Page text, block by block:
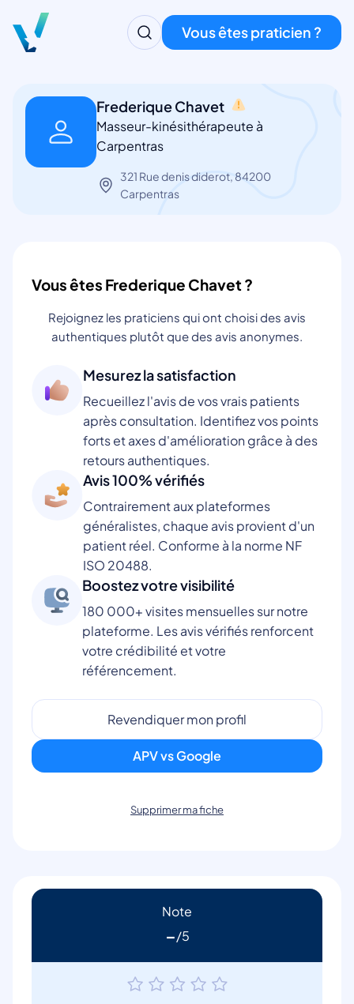
Vous êtes praticien ?
Frederique Chavet
Masseur-kinésithérapeute à
Carpentras
321 Rue denis diderot, 84200
Carpentras
Vous êtes Frederique Chavet ?
Rejoignez les praticiens qui ont choisi des avis
authentiques plutôt que des avis anonymes.
Mesurez la satisfaction
Recueillez l'avis de vos vrais patients
après consultation. Identifiez vos points
forts et axes d'amélioration grâce à des
retours authentiques.
Avis 100% vérifiés
Contrairement aux plateformes
généralistes, chaque avis provient d'un
patient réel. Conforme à la norme NF
ISO 20488.
Boostez votre visibilité
180 000+ visites mensuelles sur notre
plateforme. Les avis vérifiés renforcent
votre crédibilité et votre
référencement.
Revendiquer mon profil
APV vs Google
Supprimer ma fiche
Note
-